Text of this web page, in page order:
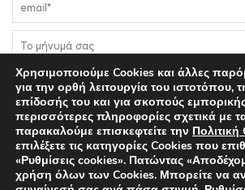
Συμφωνώ στην επεξεργασία των
με την Πολιτική Απορρήτουτου
Χρησιμοποιούμε Cookies και άλλες
για την ορθή λειτουργία του ιστοτόπου,
επίδοσής του και για σκοπούς
περισσότερες πληροφορίες σχετικά με
παρακαλούμε επισκεφτείτε την Πολιτική
επιλέξετε τις κατηγορίες Cookies που
«Ρυθμίσεις cookies». Πατώντας
χρήση όλων των Cookies. Μπορείτε να